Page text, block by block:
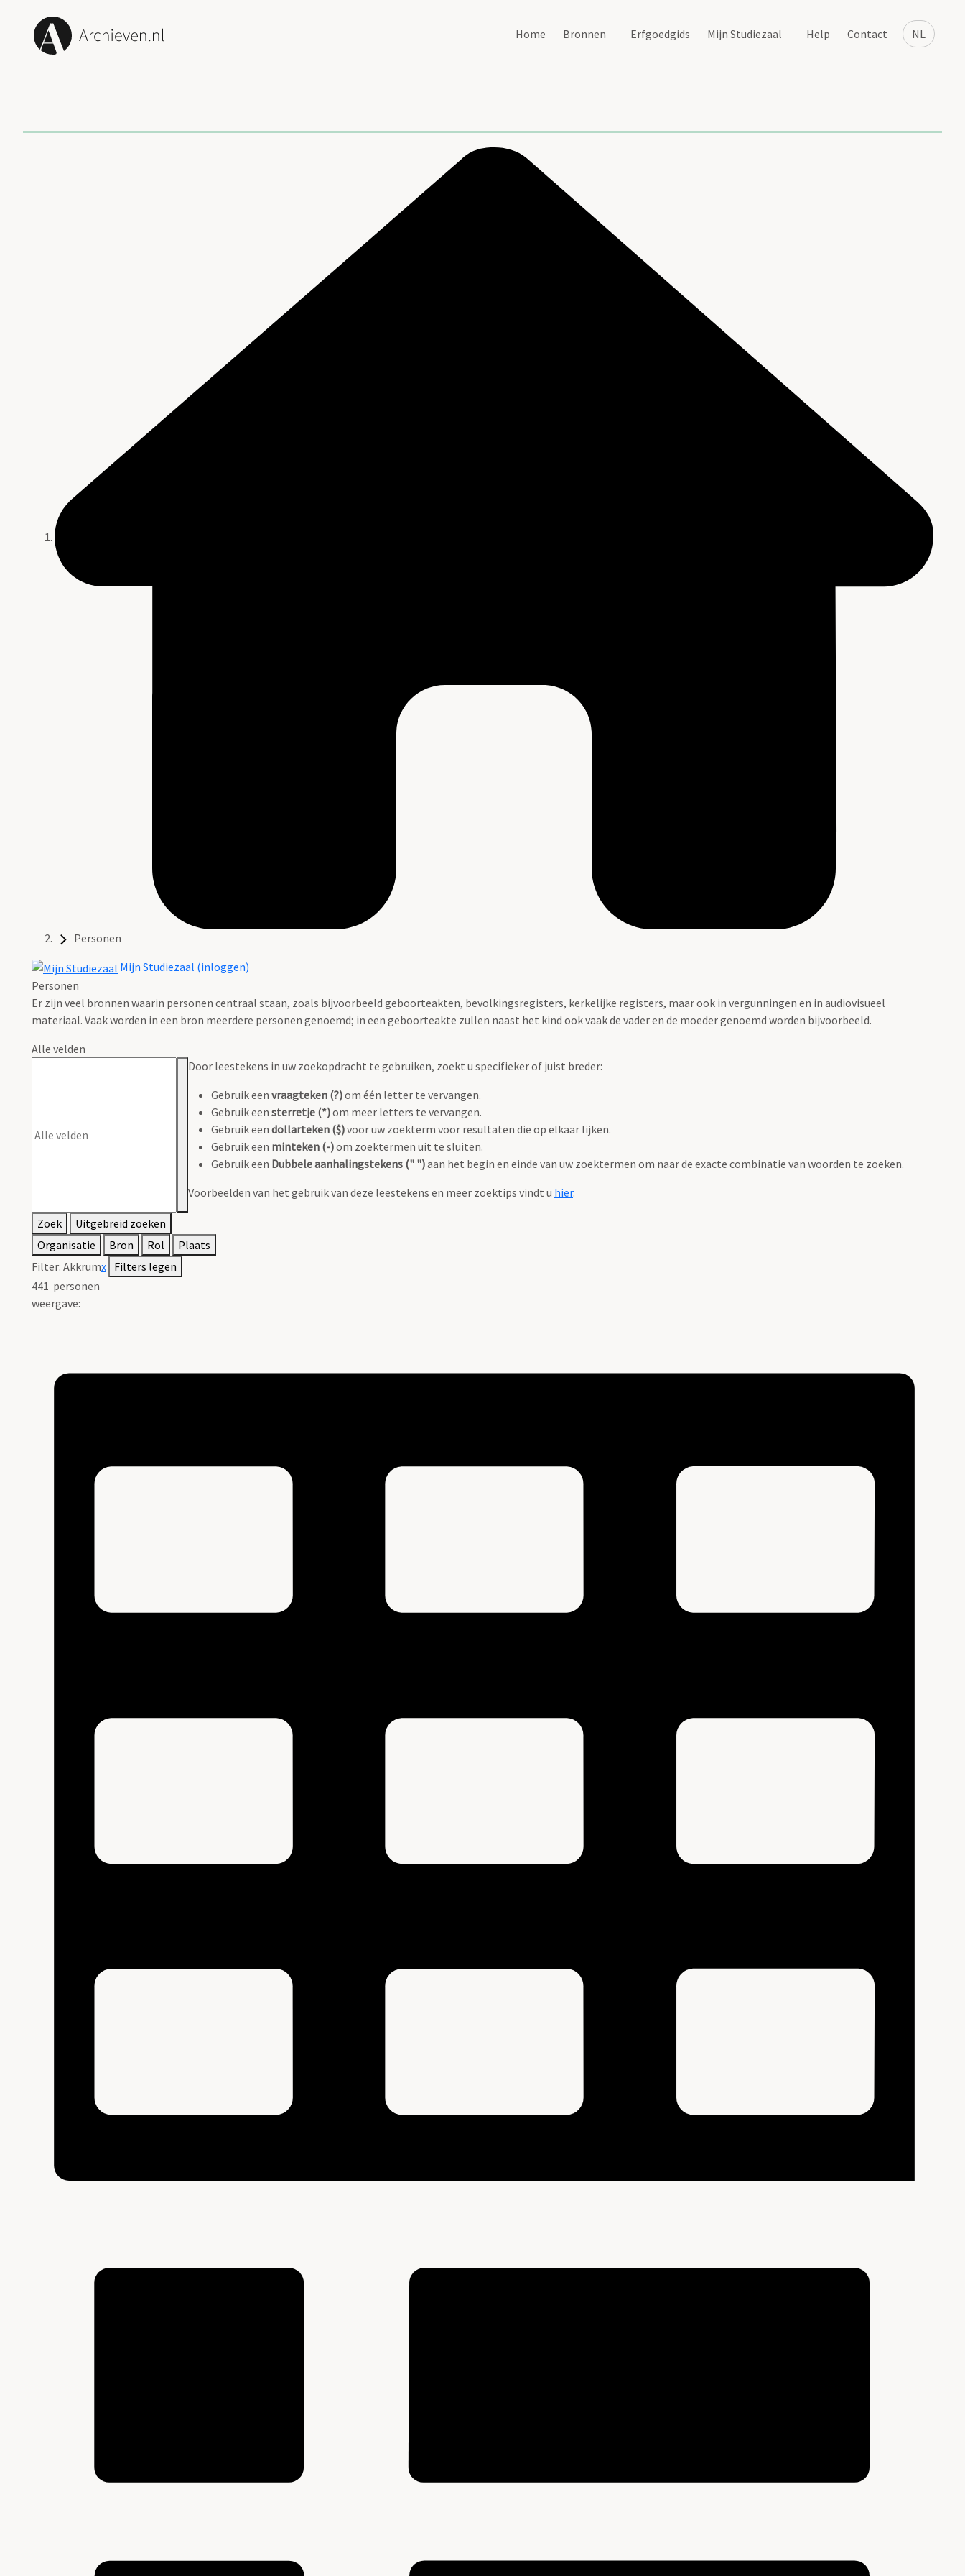
NL
Home Bronnen Erfgoedgids Mijn Studiezaal Help Contact
Personen
Mijn Studiezaal (inloggen)
Personen
Er zijn veel bronnen waarin personen centraal staan, zoals bijvoorbeeld geboorteakten, bevolkingsregisters, kerkelijke registers, maar ook in vergunningen en in audiovisueel
materiaal. Vaak worden in een bron meerdere personen genoemd; in een geboorteakte zullen naast het kind ook vaak de vader en de moeder genoemd worden bijvoorbeeld.
Alle velden
Door leestekens in uw zoekopdracht te gebruiken, zoekt u specifieker of juist breder:
Gebruik een vraagteken (?)om één letter te vervangen.
Gebruik een sterretje (*)om meer letters te vervangen.
Gebruik een dollarteken ($)voor uw zoekterm voor resultaten die op elkaar lijken.
Gebruik een minteken (-)om zoektermen uit te sluiten.
Gebruik een Dubbele aanhalingstekens (" ")aan het begin en einde van uw zoektermen om naar de exacte combinatie van woorden te zoeken.
Voorbeelden van het gebruik van deze leestekens en meer zoektips vindt u hier.
Zoek
Uitgebreid zoeken
Organisatie
Bron Rol
Plaats
Filter: Akkrumx Filters legen
441 personen
weergave: